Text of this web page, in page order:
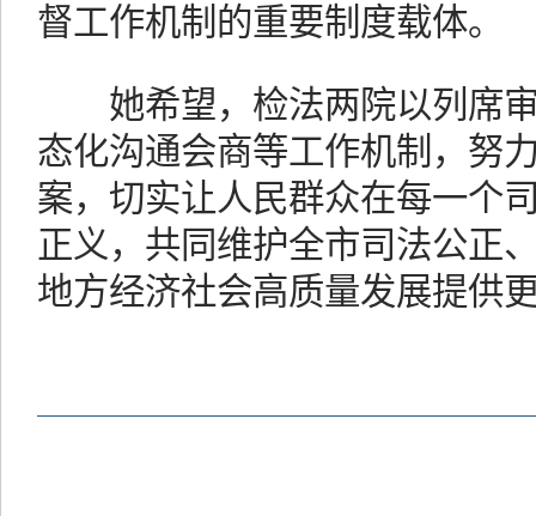
督工作机制的重要制度载体。
她希望，检法两院以列席审
态化沟通会商等工作机制，努
案，切实让人民群众在每一个
正义，共同维护全市司法公正
地方经济社会高质量发展提供